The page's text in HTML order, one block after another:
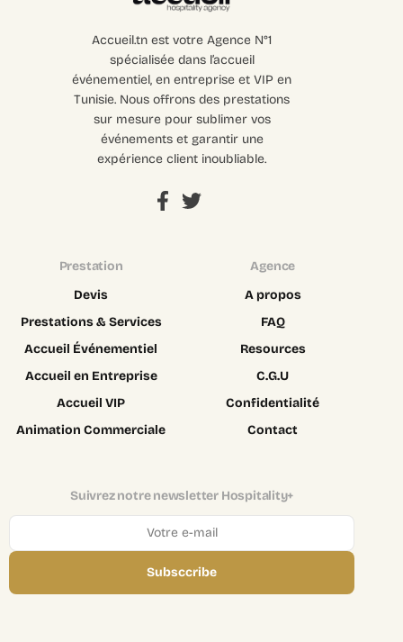
Accueil.tn est votre Agence N°1
spécialisée dans l’accueil
événementiel, en entreprise et VIP en
Tunisie. Nous offrons des prestations
sur mesure pour sublimer vos
événements et garantir une
expérience client inoubliable.
Prestation
Devis
Prestations & Services
Accueil Événementiel
Accueil en Entreprise
Accueil VIP
Animation Commerciale
Agence
A propos
FAQ
Resources
C.G.U
Confidentialité
Contact
Suivrez notre newsletter Hospitality+
Subsccribe